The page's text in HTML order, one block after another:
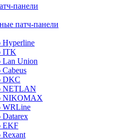
панели
патч-панели
Hyperline
ITK
Lan Union
DKC
NETLAN
NIKOMAX
WRLine
Datarex
EKF
Rexant